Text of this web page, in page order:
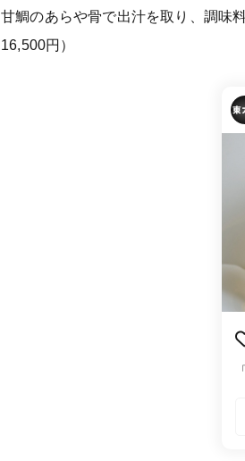
甘鯛のあらや骨で出汁を取り、調味
16,500円）